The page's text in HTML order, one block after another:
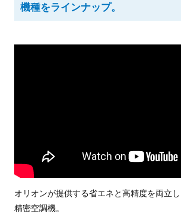
機種をラインナップ。
オリオンが提供する省エネと高精度を両立
精密空調機。